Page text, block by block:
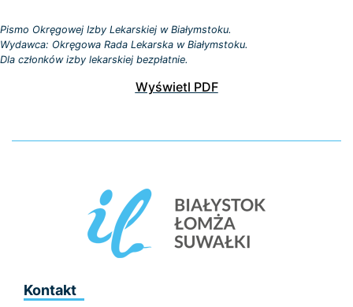
Pismo Okręgowej Izby Lekarskiej w Białymstoku.
Wydawca: Okręgowa Rada Lekarska w Białymstoku.
Dla członków izby lekarskiej bezpłatnie.
Wyświetl PDF
Kontakt